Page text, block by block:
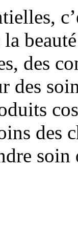
la
des
des
des
soin